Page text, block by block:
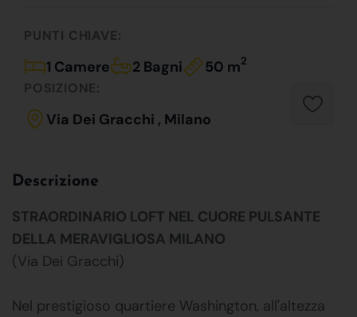
PUNTI CHIAVE:
1 Camere 2 Bagni 50 m2
POSIZIONE:
Via Dei Gracchi , Milano
Descrizione
STRAORDINARIO LOFT NEL CUORE PULSANTE
DELLA MERAVIGLIOSA MILANO
(Via Dei Gracchi)
Nel prestigioso quartiere Washington, all'altezza